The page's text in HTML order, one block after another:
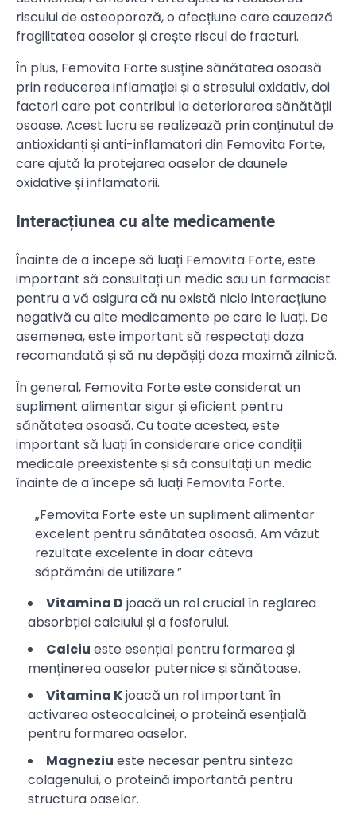
riscului de osteoporoză, o afecțiune care cauzează
fragilitatea oaselor și crește riscul de fracturi.
În plus, Femovita Forte susține sănătatea osoasă
prin reducerea inflamației și a stresului oxidativ, doi
factori care pot contribui la deteriorarea sănătății
osoase. Acest lucru se realizează prin conținutul de
antioxidanți și anti-inflamatori din Femovita Forte,
care ajută la protejarea oaselor de daunele
oxidative și inflamatorii.
Interacțiunea cu alte medicamente
Înainte de a începe să luați Femovita Forte, este
important să consultați un medic sau un farmacist
pentru a vă asigura că nu există nicio interacțiune
negativă cu alte medicamente pe care le luați. De
asemenea, este important să respectați doza
recomandată și să nu depășiți doza maximă zilnică.
În general, Femovita Forte este considerat un
supliment alimentar sigur și eficient pentru
sănătatea osoasă. Cu toate acestea, este
important să luați în considerare orice condiții
medicale preexistente și să consultați un medic
înainte de a începe să luați Femovita Forte.
„Femovita Forte este un supliment alimentar
excelent pentru sănătatea osoasă. Am văzut
rezultate excelente în doar câteva
săptămâni de utilizare.”
Vitamina D joacă un rol crucial în reglarea
absorbției calciului și a fosforului.
Calciu este esențial pentru formarea și
menținerea oaselor puternice și sănătoase.
Vitamina Kjoacă un rol important în
activarea osteocalcinei, o proteină esențială
pentru formarea oaselor.
Magneziu este necesar pentru sinteza
colagenului, o proteină importantă pentru
structura oaselor.